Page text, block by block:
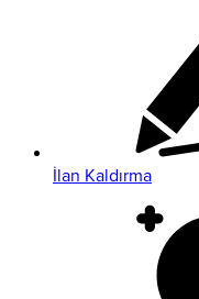
İlan Kaldırma